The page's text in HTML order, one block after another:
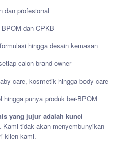
dan profesional
dan CPKB
hingga desain kemasan
calon brand owner
care, kosmetik hingga body care
punya produk ber-BPOM
yang jujur adalah kunci
Kami tidak akan menyembunyikan
klien kami.